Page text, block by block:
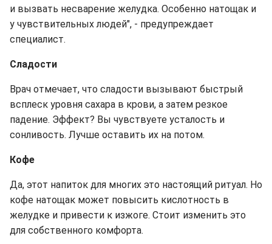
и вызвать несварение желудка. Особенно натощак и
у чувствительных людей", - предупреждает
специалист.
Сладости
Врач отмечает, что сладости вызывают быстрый
всплеск уровня сахара в крови, а затем резкое
падение. Эффект? Вы чувствуете усталость и
сонливость. Лучше оставить их на потом.
Кофе
Да, этот напиток для многих это настоящий ритуал. Но
кофе натощак может повысить кислотность в
желудке и привести к изжоге. Стоит изменить это
для собственного комфорта.